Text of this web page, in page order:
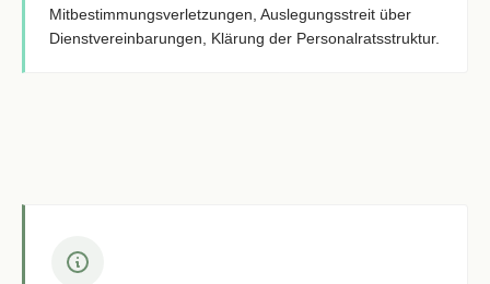
Mitbestimmungsverletzungen, Auslegungsstreit über
Dienstvereinbarungen, Klärung der Personalratsstruktur.